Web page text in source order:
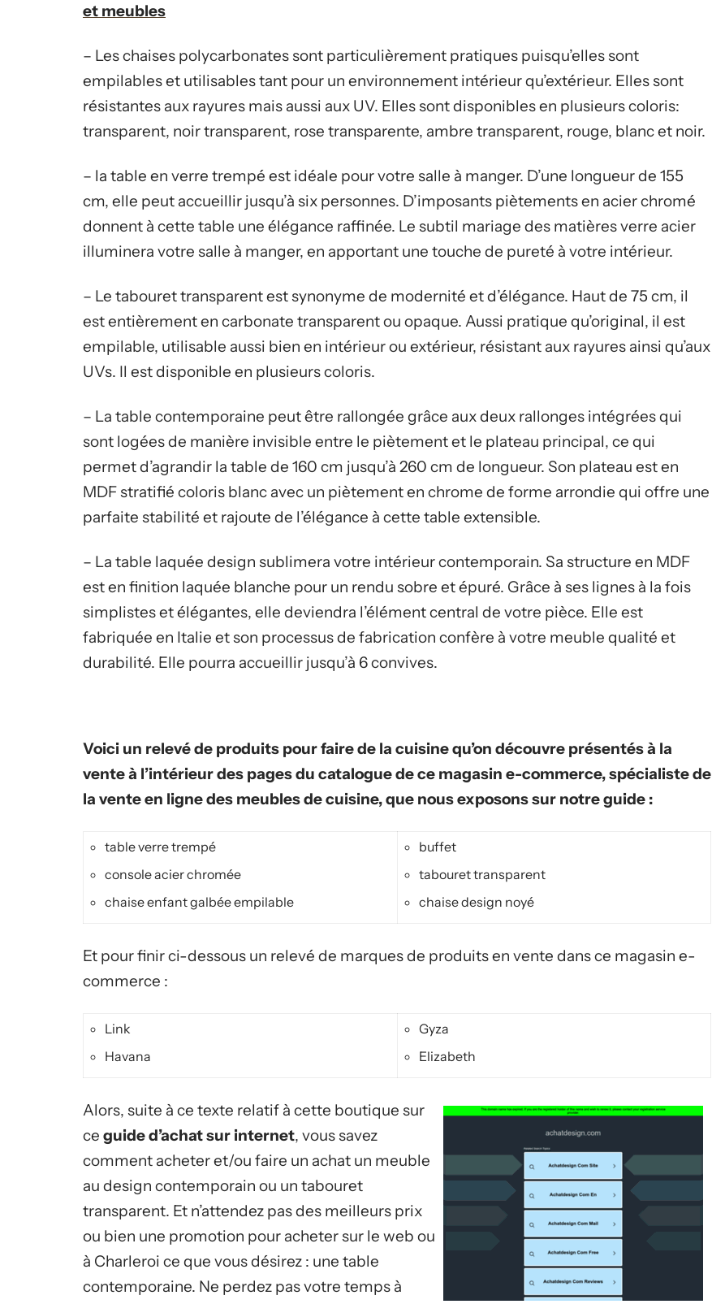
et meubles
– Les chaises polycarbonates sont particulièrement pratiques puisqu’elles sont
empilables et utilisables tant pour un environnement intérieur qu’extérieur. Elles sont
résistantes aux rayures mais aussi aux UV. Elles sont disponibles en plusieurs coloris:
transparent, noir transparent, rose transparente, ambre transparent, rouge, blanc et noir.
– la table en verre trempé est idéale pour votre salle à manger. D’une longueur de 155
cm, elle peut accueillir jusqu’à six personnes. D’imposants piètements en acier chromé
donnent à cette table une élégance raffinée. Le subtil mariage des matières verre acier
illuminera votre salle à manger, en apportant une touche de pureté à votre intérieur.
– Le tabouret transparent est synonyme de modernité et d’élégance. Haut de 75 cm, il
est entièrement en carbonate transparent ou opaque. Aussi pratique qu’original, il est
empilable, utilisable aussi bien en intérieur ou extérieur, résistant aux rayures ainsi qu’aux
UVs. Il est disponible en plusieurs coloris.
– La table contemporaine peut être rallongée grâce aux deux rallonges intégrées qui
sont logées de manière invisible entre le piètement et le plateau principal, ce qui
permet d’agrandir la table de 160 cm jusqu’à 260 cm de longueur. Son plateau est en
MDF stratifié coloris blanc avec un piètement en chrome de forme arrondie qui offre une
parfaite stabilité et rajoute de l’élégance à cette table extensible.
– La table laquée design sublimera votre intérieur contemporain. Sa structure en MDF
est en finition laquée blanche pour un rendu sobre et épuré. Grâce à ses lignes à la fois
simplistes et élégantes, elle deviendra l’élément central de votre pièce. Elle est
fabriquée en Italie et son processus de fabrication confère à votre meuble qualité et
durabilité. Elle pourra accueillir jusqu’à 6 convives.
Voici un relevé de produits pour faire de la cuisine qu’on découvre présentés à la
vente à l’intérieur des pages du catalogue de ce magasin e-commerce, spécialiste de
la vente en ligne des meubles de cuisine, que nous exposons sur notre guide :
table verre trempé
console acier chromée
chaise enfant galbée empilable
buffet
tabouret transparent
chaise design noyé
Et pour finir ci-dessous un relevé de marques de produits en vente dans ce magasin e-
commerce :
Link
Havana
Gyza
Elizabeth
Alors, suite à ce texte relatif à cette boutique sur
ce guide d’achat sur internet, vous savez
comment acheter et/ou faire un achat un meuble
au design contemporain ou un tabouret
transparent. Et n’attendez pas des meilleurs prix
ou bien une promotion pour acheter sur le web ou
à Charleroi ce que vous désirez : une table
contemporaine. Ne perdez pas votre temps à